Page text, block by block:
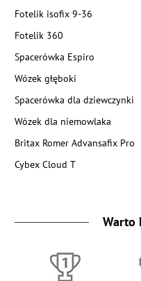
Fotelik isofix 9-36
Fotelik 360
Spacerówka Espiro
Wózek głęboki
Spacerówka dla dziewczynki
Wózek dla niemowlaka
Britax Romer Advansafix Pro
Cybex Cloud T
Warto